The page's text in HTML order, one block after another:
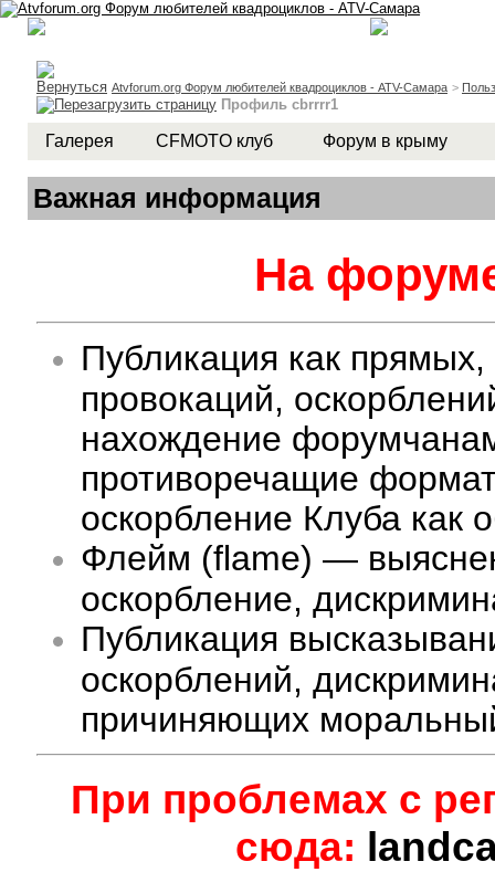
Atvforum.org Форум любителей квадроциклов - ATV-Самара >
Профиль cbrrrr1
Галерея CFMOTO клуб Форум в крыму
Важная информация
На
Публикация как
провокаций,
нахождение
противоречащие
оскорбление Клуба как
Флейм (flame) —
оскорбление,
Публикация
оскорблений,
причиняющих
При проблемах с
сюда: